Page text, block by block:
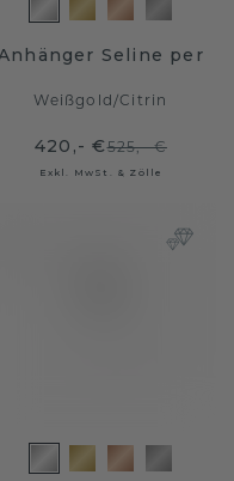
Seline per
Weißgold/Citrin
420,- €525,- €
Exkl. MwSt. & Zölle